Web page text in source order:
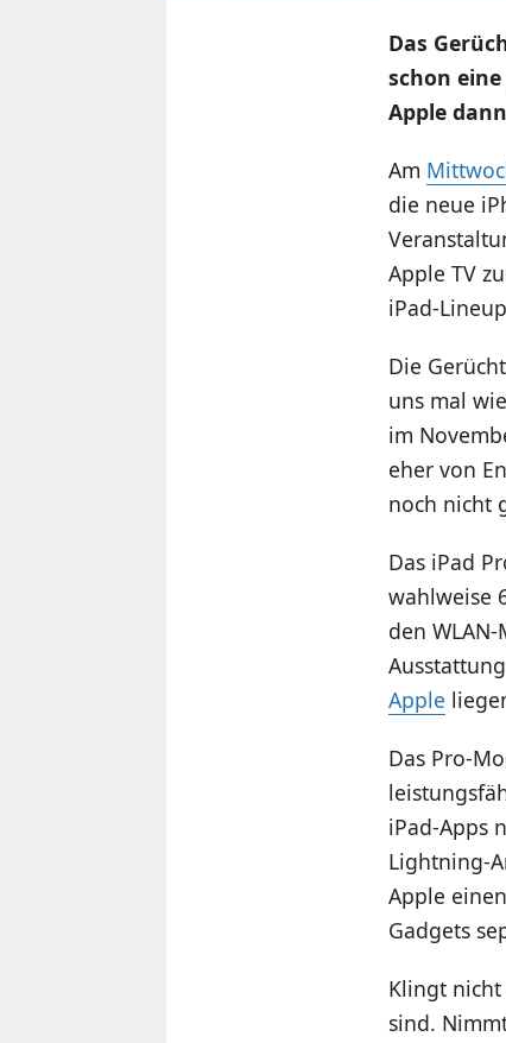
Das
schon
Apple
Am
die neue
Apple TV
iPad-
Die
uns mal
im
eher von
noch nicht
Das iPad
wahlweise
den
Apple
Das Pro-
iPad-Apps
Lightning-
Apple
Gadgets
Klingt
sind.